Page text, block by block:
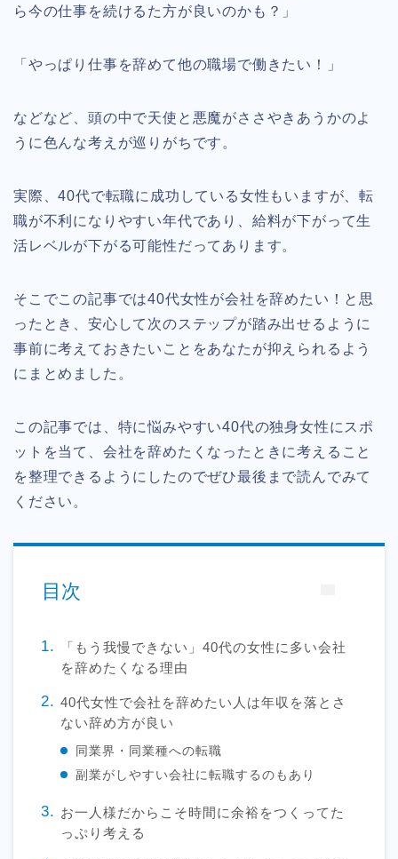
ら今の仕事を続けるた方が良いのかも？」
「やっぱり仕事を辞めて他の職場で働きたい！」
などなど、頭の中で天使と悪魔がささやきあうかのよ
うに色んな考えが巡りがちです。
実際、40代で転職に成功している女性もいますが、転
職が不利になりやすい年代であり、給料が下がって生
活レベルが下がる可能性だってあります。
そこでこの記事では40代女性が会社を辞めたい！と思
ったとき、安心して次のステップが踏み出せるように
事前に考えておきたいことをあなたが抑えられるよう
にまとめました。
この記事では、特に悩みやすい40代の独身女性にスポ
ットを当て、会社を辞めたくなったときに考えること
を整理できるようにしたのでぜひ最後まで読んでみて
ください。
目次
「もう我慢できない」40代の女性に多い会社
を辞めたくなる理由
40代女性で会社を辞めたい人は年収を落とさ
ない辞め方が良い
同業界・同業種への転職
副業がしやすい会社に転職するのもあり
お一人様だからこそ時間に余裕をつくってた
っぷり考える